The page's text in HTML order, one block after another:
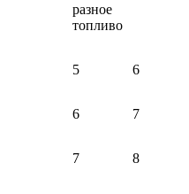
разное
топливо
5 6
6 7
7 8